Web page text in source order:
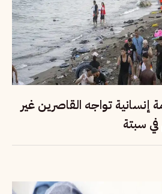
إنسانية تواجه القاصرين غير
سبتة